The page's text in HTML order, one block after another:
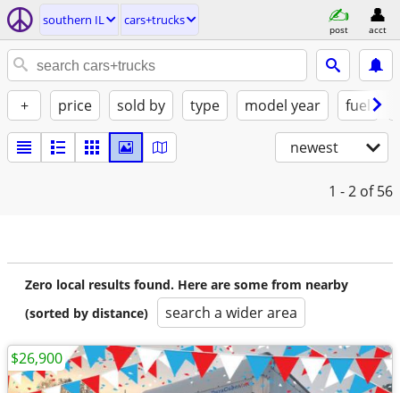
southern IL cars+trucks
post acct
+ price sold by type model year fuel
newest
1 - 2 of 56
Zero local results found. Here are some from nearby
(sorted by distance)
search a wider area
$26,900